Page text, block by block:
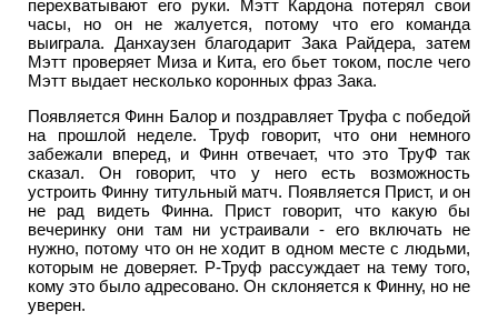
перехватывают его руки. Мэтт Кардона потерял свои
часы, но он не жалуется, потому что его команда
выиграла. Данхаузен благодарит Зака Райдера, затем
Мэтт проверяет Миза и Кита, его бьет током, после чего
Мэтт выдает несколько коронных фраз Зака.
Появляется Финн Балор и поздравляет Труфа с победой
на прошлой неделе. Труф говорит, что они немного
забежали вперед, и Финн отвечает, что это ТруФ так
сказал. Он говорит, что у него есть возможность
устроить Финну титульный матч. Появляется Прист, и он
не рад видеть Финна. Прист говорит, что какую бы
вечеринку они там ни устраивали - его включать не
нужно, потому что он не ходит в одном месте с людьми,
которым не доверяет. Р-Труф рассуждает на тему того,
кому это было адресовано. Он склоняется к Финну, но не
уверен.